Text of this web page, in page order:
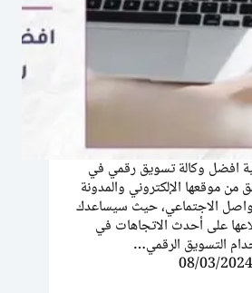
افضل وكالة تسويق رقمي في
موقعها الإلكتروني والمدونة
الاجتماعي، حيث سيساعدك
على أحدث الاتجاهات في
التسويق الرقمي…
08/03/2024